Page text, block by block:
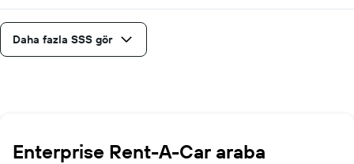
Daha fazla SSS gör
Enterprise Rent-A-Car araba